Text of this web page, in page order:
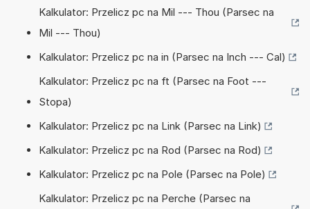
Kalkulator: Przelicz pc na Mil --- Thou (Parsec na
Mil --- Thou)
Kalkulator: Przelicz pc na in (Parsec na Inch --- Cal)
Kalkulator: Przelicz pc na ft (Parsec na Foot ---
Stopa)
Kalkulator: Przelicz pc na Link (Parsec na Link)
Kalkulator: Przelicz pc na Rod (Parsec na Rod)
Kalkulator: Przelicz pc na Pole (Parsec na Pole)
Kalkulator: Przelicz pc na Perche (Parsec na